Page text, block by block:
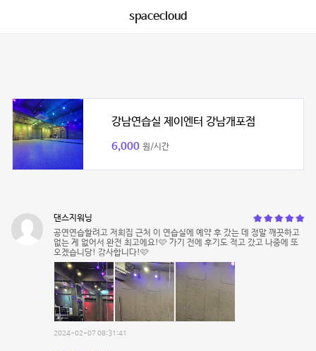
spacecloud
강남연습실 제이엔터 강남개포점
6,000 원/시간
댄스지워닝
공연연습할려고 저희집 근처 이 연습실에 예약 후 갔는 데 정말 깨끗하고
없는 게 없어서 완전 최고에요!🩷 가기 전에 후기도 적고 갔고 나중에 또
오겠습니당! 감사합니다!🩷
2024-02-07 08:31:41